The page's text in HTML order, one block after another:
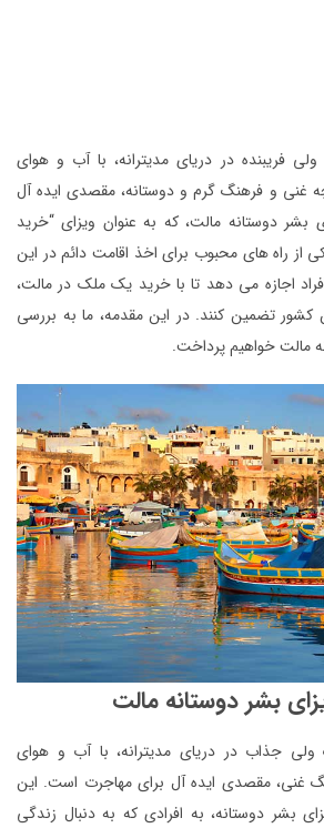
فریبنده در دریای مدیترانه، با آب و هوای
غنی و فرهنگ گرم و دوستانه، مقصدی ایده آل
دوستانه مالت، که به عنوان ویزای “خرید
از راه های محبوب برای اخذ اقامت دائم در این
اجازه می دهد تا با خرید یک ملک در مالت،
کشور تضمین کنند. در این مقدمه، ما به بررسی
مالت خواهیم پرداخت.
بشر دوستانه مالت
جذاب در دریای مدیترانه، با آب و هوای
غنی، مقصدی ایده آل برای مهاجرت است. این
بشر دوستانه، به افرادی که به دنبال زندگی